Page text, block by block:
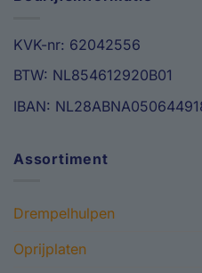
KVK-nr: 62042556
BTW: NL854612920B01
IBAN:
Assortiment
Drempelhulpen
Oprijplaten